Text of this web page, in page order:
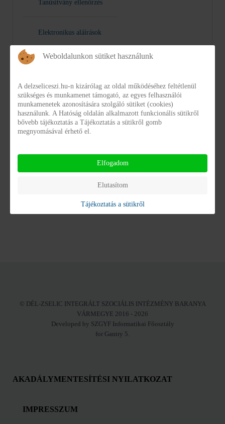
Tanúsítvány ellenőrzés
Elektronikus aláírások
Dokumentumok
© DÉL-ZSELIC INTEGRÁLT SZOCIÁLIS INTÉZMÉNY BARANYA
VÁRMEGYE 2016 - 2026
Developed by SZGYF Informatikai Főosztály
for Gantry 5.
AKADÁLYMENTESÍTÉSI NYILATKOZAT
IMPRESSZUM
Weboldalunkon sütiket használunk
A delzseliceszi.hu-n kizárólag az oldal működéséhez feltétlenül
szükséges és munkamenet támogató, az egyes felhasználói
munkamenetek azonosítására szolgáló sütiket (cookies)
használunk. A Hatóság oldalán alkalmazott funkcionális sütikről
bővebb tájékoztatás a Tájékoztatás a sütikről gomb
megnyomásával érhető el.
Elfogadom
Elutasítom
Tájékoztatás a sütikről